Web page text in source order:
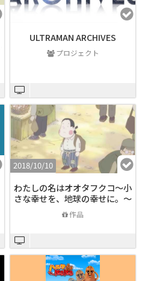
ULTRAMAN ARCHIVES
プロジェクト
2018/10/10
わたしの名はオオタフクコ〜小
さな幸せを、地球の幸せに。〜
作品